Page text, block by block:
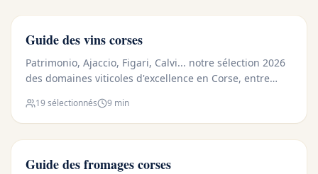
Guide des vins corses
Patrimonio, Ajaccio, Figari, Calvi... notre sélection 2026
des domaines viticoles d'excellence en Corse, entre
19sélectionnés 9 min
Guide des fromages corses